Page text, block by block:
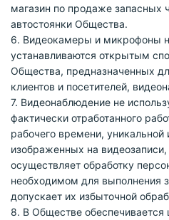
магазин по продаже запасных
автостоянки Общества.
6. Видеокамеры и микрофоны
устанавливаются открытым
Общества, предназначенных
клиентов и посетителей,
7. Видеонаблюдение не
фактически отработанного
рабочего времени, уникальной
изображенных на
осуществляет обработку
необходимом для выполнения
допускает их избыточной
8. В Обществе обеспечивается